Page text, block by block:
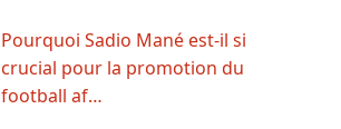
Pourquoi Sadio Mané est-il si
crucial pour la promotion du
football af…